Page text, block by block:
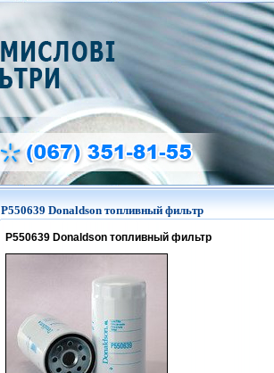
P550639 Donaldson топливный фильтр
P550639Donaldson топливный фильтр